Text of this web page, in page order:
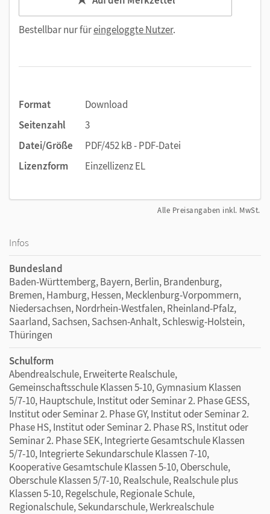
Bestellbar nur füreingeloggte Nutzer.
Format
Download
Seitenzahl
3
Datei/Größe
PDF/452 kB - PDF-Datei
Lizenzform
Einzellizenz EL
Alle Preisangaben inkl. MwSt.
Infos
Bundesland
Baden-Württemberg, Bayern, Berlin, Brandenburg,
Bremen, Hamburg, Hessen, Mecklenburg-Vorpommern,
Niedersachsen, Nordrhein-Westfalen, Rheinland-Pfalz,
Saarland, Sachsen, Sachsen-Anhalt, Schleswig-Holstein,
Thüringen
Schulform
Abendrealschule, Erweiterte Realschule,
Gemeinschaftsschule Klassen 5-10, Gymnasium Klassen
5/7-10, Hauptschule, Institut oder Seminar 2. Phase GESS,
Institut oder Seminar 2. Phase GY, Institut oder Seminar 2.
Phase HS, Institut oder Seminar 2. Phase RS, Institut oder
Seminar 2. Phase SEK, Integrierte Gesamtschule Klassen
5/7-10, Integrierte Sekundarschule Klassen 7-10,
Kooperative Gesamtschule Klassen 5-10, Oberschule,
Oberschule Klassen 5/7-10, Realschule, Realschule plus
Klassen 5-10, Regelschule, Regionale Schule,
Regionalschule, Sekundarschule, Werkrealschule